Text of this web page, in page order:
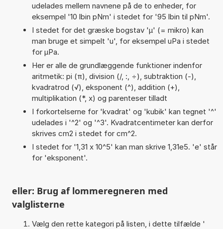
udelades mellem navnene på de to enheder, for
eksempel '10 lbin pNm' i stedet for '95 lbin til pNm'.
I stedet for det græske bogstav 'µ' (= mikro) kan
man bruge et simpelt 'u', for eksempel uPa i stedet
for µPa.
Her er alle de grundlæggende funktioner indenfor
aritmetik: pi (π), division (/, :, ÷), subtraktion (-),
kvadratrod (√), eksponent (^), addition (+),
multiplikation (*, x) og parenteser tilladt
I forkortelserne for 'kvadrat' og 'kubik' kan tegnet '^'
udelades i '^2' og '^3'. Kvadratcentimeter kan derfor
skrives cm2 i stedet for cm^2.
I stedet for '1,31 x 10^5' kan man skrive 1,31e5. 'e' står
for 'eksponent'.
eller: Brug af lommeregneren med
valglisterne
Vælg den rette kategori på listen, i dette tilfælde '